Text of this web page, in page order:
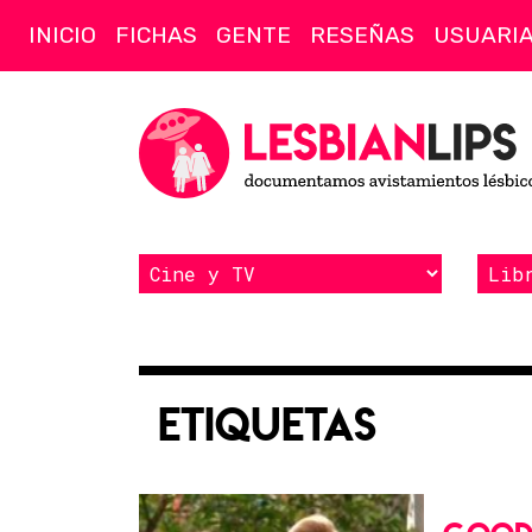
INICIO FICHAS GENTE RESEÑAS
Etiquetas